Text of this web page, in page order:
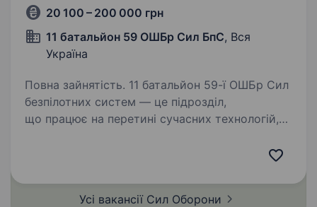
20 100 – 200 000 грн
11 батальйон 59 ОШБр Сил БпС, Вся
Україна
Повна зайнятість. 11 батальйон 59-ї ОШБр Сил
безпілотних систем — це підрозділ,
що працює на перетині сучасних технологій,
мобілізацію напряму в частину без ТЦК та СП
Усі вакансії Сил Оборони